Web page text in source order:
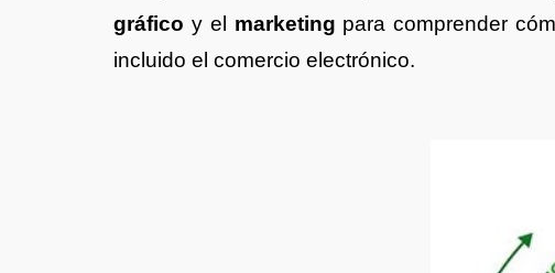
gráfico y el marketing para comprender
incluido el comercio electrónico.